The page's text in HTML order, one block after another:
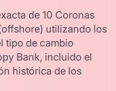
de 10 Coronas
utilizando los
tipo de cambio
Bank, incluido el
histórica de los